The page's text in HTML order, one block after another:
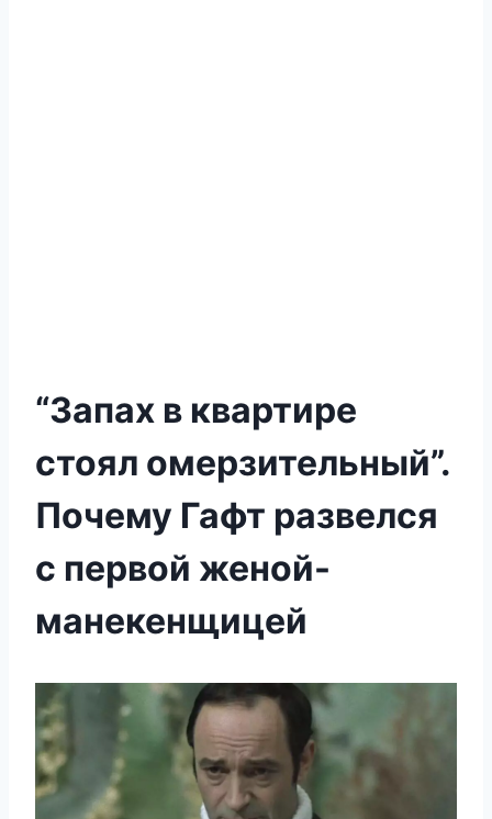
“Запах в квартире
стоял омерзительный”.
Почему Гафт развелся
с первой женой-
манекенщицей